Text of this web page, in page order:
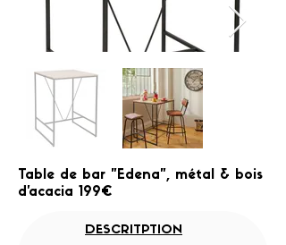
Table de bar "Edena", métal & bois
d'acacia 199€
DESCRITPTION